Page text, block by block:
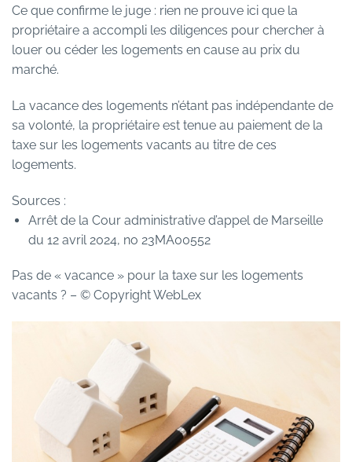
Ce que confirme le juge : rien ne prouve ici que la
propriétaire a accompli les diligences pour chercher à
louer ou céder les logements en cause au prix du
marché.
La vacance des logements n’étant pas indépendante de
sa volonté, la propriétaire est tenue au paiement de la
taxe sur les logements vacants au titre de ces
logements.
Sources :
Arrêt de la Cour administrative d’appel de Marseille
du 12 avril 2024, no 23MA00552
Pas de « vacance » pour la taxe sur les logements
vacants ? – © Copyright WebLex